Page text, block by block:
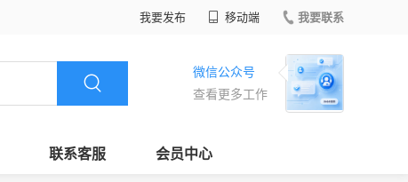
我要发布 移动端 我要联系
微信公众号
查看更多工作
联系客服 会员中心